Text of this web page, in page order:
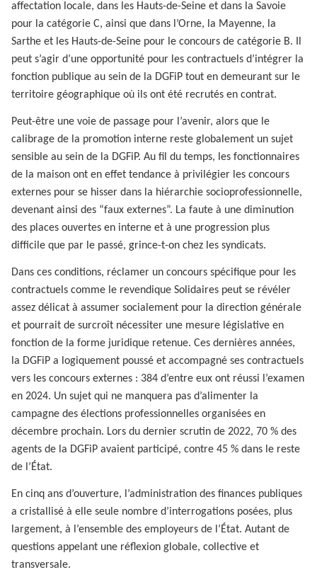
affectation locale, dans les Hauts-de-Seine et dans la Savoie
pour la catégorie C, ainsi que dans l’Orne, la Mayenne, la
Sarthe et les Hauts-de-Seine pour le concours de catégorie B. Il
peut s’agir d’une opportunité pour les contractuels d’intégrer la
fonction publique au sein de la DGFiP tout en demeurant sur le
territoire géographique où ils ont été recrutés en contrat.
Peut-être une voie de passage pour l’avenir, alors que le
calibrage de la promotion interne reste globalement un sujet
sensible au sein de la DGFiP. Au fil du temps, les fonctionnaires
de la maison ont en effet tendance à privilégier les concours
externes pour se hisser dans la hiérarchie socioprofessionnelle,
devenant ainsi des “faux externes”. La faute à une diminution
des places ouvertes en interne et à une progression plus
difficile que par le passé, grince-t-on chez les syndicats.
Dans ces conditions, réclamer un concours spécifique pour les
contractuels comme le revendique Solidaires peut se révéler
assez délicat à assumer socialement pour la direction générale
et pourrait de surcroît nécessiter une mesure législative en
fonction de la forme juridique retenue. Ces dernières années,
la DGFiP a logiquement poussé et accompagné ses contractuels
vers les concours externes : 384 d’entre eux ont réussi l’examen
en 2024. Un sujet qui ne manquera pas d’alimenter la
campagne des élections professionnelles organisées en
décembre prochain. Lors du dernier scrutin de 2022, 70 % des
agents de la DGFiP avaient participé, contre 45 % dans le reste
de l’État.
En cinq ans d’ouverture, l’administration des finances publiques
a cristallisé à elle seule nombre d’interrogations posées, plus
largement, à l’ensemble des employeurs de l’État. Autant de
questions appelant une réflexion globale, collective et
transversale.